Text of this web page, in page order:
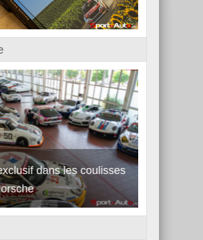
dans les coulisses
la nouvelle Ferrari